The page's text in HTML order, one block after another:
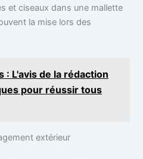
et ciseaux dans une mallette
la mise lors des
: L'avis de la rédaction
pour réussir tous
extérieur